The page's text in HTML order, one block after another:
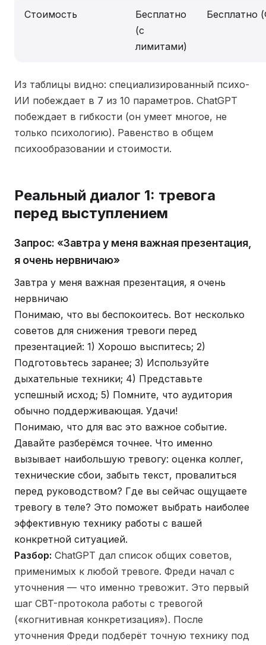
Стоимость
Бесплатно
(с
лимитами)
Бесплатно
Из таблицы видно: специализированный психо-
ИИ побеждает в 7 из 10 параметров. ChatGPT
побеждает в гибкости (он умеет многое, не
только психологию). Равенство в общем
психообразовании и стоимости.
Реальный диалог 1: тревога
перед выступлением
Запрос: «Завтра у меня важная презентация,
я очень нервничаю»
Завтра у меня важная презентация, я очень
нервничаю
Понимаю, что вы беспокоитесь. Вот несколько
советов для снижения тревоги перед
презентацией: 1) Хорошо выспитесь; 2)
Подготовьтесь заранее; 3) Используйте
дыхательные техники; 4) Представьте
успешный исход; 5) Помните, что аудитория
обычно поддерживающая. Удачи!
Понимаю, что для вас это важное событие.
Давайте разберёмся точнее. Что именно
вызывает наибольшую тревогу: оценка коллег,
технические сбои, забыть текст, провалиться
перед руководством? Где вы сейчас ощущаете
тревогу в теле? Это поможет выбрать наиболее
эффективную технику работы с вашей
конкретной ситуацией.
Разбор: ChatGPT дал список общих советов,
применимых к любой тревоге. Фреди начал с
уточнения — что именно тревожит. Это первый
шаг CBT-протокола работы с тревогой
(«когнитивная конкретизация»). После
уточнения Фреди подберёт точную технику под